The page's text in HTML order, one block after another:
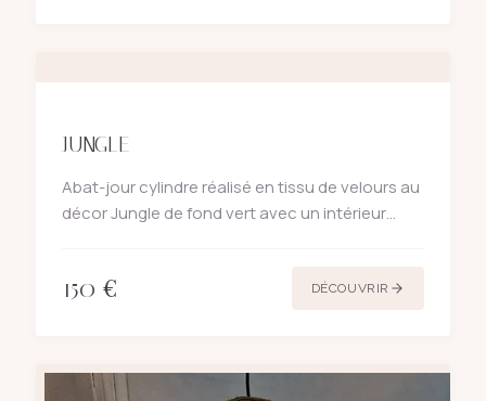
JUNGLE
Abat-jour cylindre réalisé en tissu de velours au
décor Jungle de fond vert avec un intérieur
fleurs et feuilles
150 € DÉCOUVRIR